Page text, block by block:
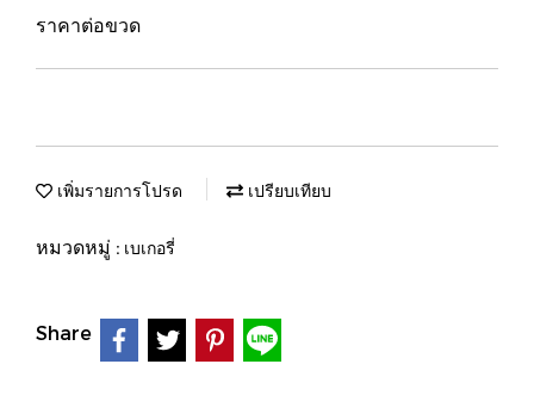
ราคาต่อขวด
เพิ่มรายการโปรด เปรียบเทียบ
หมวดหมู่ : เบเกอรี่
Share